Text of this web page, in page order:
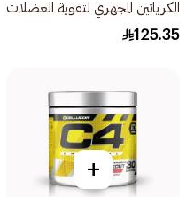
الكرياتين المجهري لتقوية العضلات
300جرام
125.35
+